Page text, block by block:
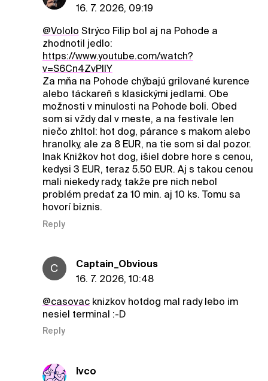
16. 7. 2026, 09:19
@Vololo Strýco Filip bol aj na Pohode a
zhodnotil jedlo:
https://www.youtube.com/watch?
v=S6Cn4ZvPllY
Za mňa na Pohode chýbajú grilované kurence
alebo táckareň s klasickými jedlami. Obe
možnosti v minulosti na Pohode boli. Obed
som si vždy dal v meste, a na festivale len
niečo zhltol: hot dog, párance s makom alebo
hranolky, ale za 8 EUR, na tie som si dal pozor.
Inak Knižkov hot dog, išiel dobre hore s cenou,
kedysi 3 EUR, teraz 5.50 EUR. Aj s takou cenou
mali niekedy rady, takže pre nich nebol
problém predať za 10 min. aj 10 ks. Tomu sa
hovorí biznis.
Reply
C
Captain_Obvious
16. 7. 2026, 10:48
@casovacknizkov hotdog mal rady lebo im
nesiel terminal :-D
Reply
Ivco